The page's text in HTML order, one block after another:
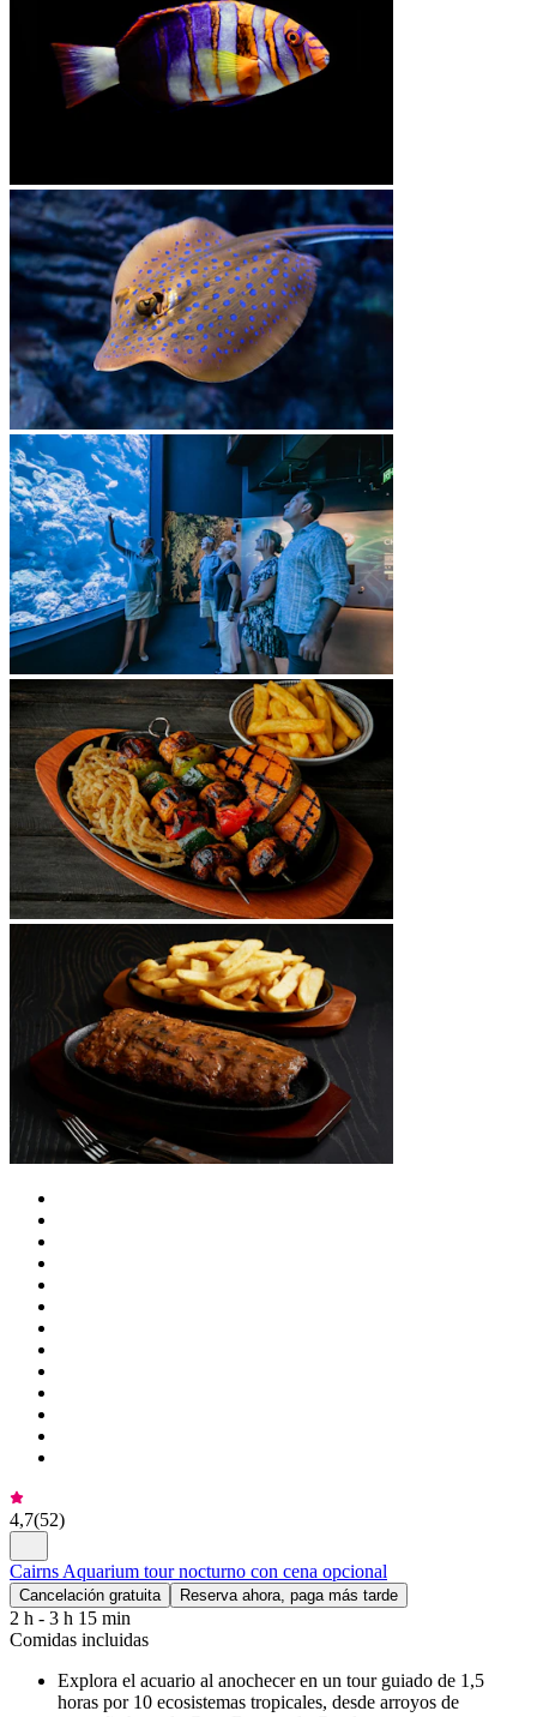
4,7(52)
Cairns Aquarium tour nocturno con cena opcional
Cancelación gratuita Reserva ahora, paga más tarde
2 h - 3 h 15 min
Comidas incluidas
Explora el acuario al anochecer en un tour guiado de 1,5
horas por 10 ecosistemas tropicales, desde arroyos de